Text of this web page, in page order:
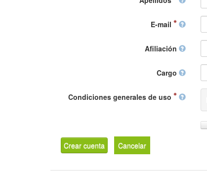
E-mail
Afiliación
Cargo
Condiciones generales de uso
Crear cuenta Cancelar